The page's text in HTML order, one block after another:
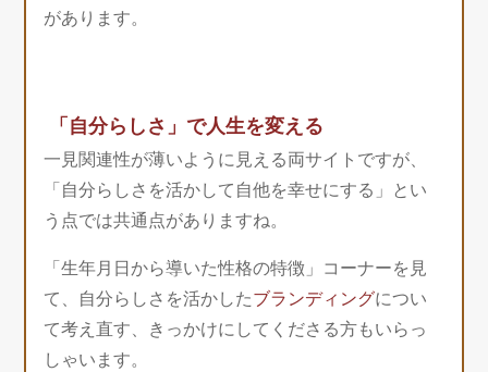
があります。
「自分らしさ」で人生を変える
一見関連性が薄いように見える両サイトですが、
「自分らしさを活かして自他を幸せにする」とい
う点では共通点がありますね。
「生年月日から導いた性格の特徴」コーナーを見
て、自分らしさを活かしたブランディングについ
て考え直す、きっかけにしてくださる方もいらっ
しゃいます。